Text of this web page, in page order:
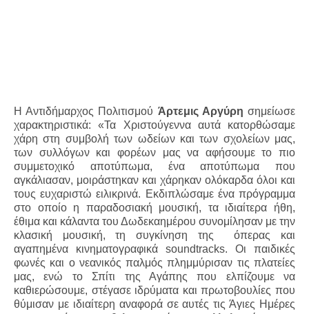
Η Αντιδήμαρχος Πολιτισμού Άρτεμις Αργύρη σημείωσε
χαρακτηριστικά: «Τα Χριστούγεννα αυτά κατορθώσαμε
χάρη στη συμβολή των ωδείων και των σχολείων μας,
των συλλόγων και φορέων μας να αφήσουμε το πιο
συμμετοχικό αποτύπωμα, ένα αποτύπωμα που
αγκάλιασαν, μοιράστηκαν και χάρηκαν ολόκαρδα όλοι και
τους ευχαριστώ ειλικρινά. Εκδιπλώσαμε ένα πρόγραμμα
στο οποίο η παραδοσιακή μουσική, τα ιδιαίτερα ήθη,
έθιμα και κάλαντα του Δωδεκαημέρου συνομίλησαν με την
κλασική μουσική, τη συγκίνηση της
όπερας και
αγαπημένα κινηματογραφικά soundtracks. Οι παιδικές
φωνές και ο νεανικός παλμός πλημμύρισαν τις πλατείες
μας, ενώ το Σπίτι της Αγάπης που ελπίζουμε να
καθιερώσουμε, στέγασε ιδρύματα και πρωτοβουλίες που
θύμισαν με ιδιαίτερη αναφορά σε αυτές τις Άγιες Ημέρες